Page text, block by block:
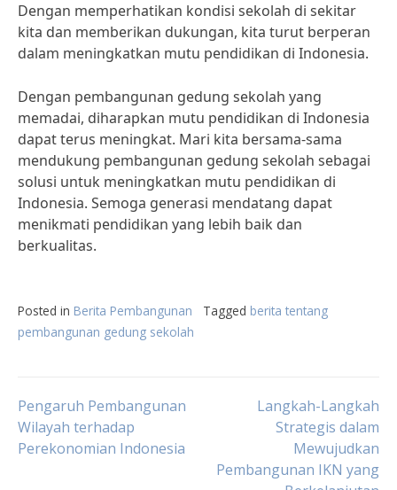
Dengan memperhatikan kondisi sekolah di sekitar
kita dan memberikan dukungan, kita turut berperan
dalam meningkatkan mutu pendidikan di Indonesia.
Dengan pembangunan gedung sekolah yang
memadai, diharapkan mutu pendidikan di Indonesia
dapat terus meningkat. Mari kita bersama-sama
mendukung pembangunan gedung sekolah sebagai
solusi untuk meningkatkan mutu pendidikan di
Indonesia. Semoga generasi mendatang dapat
menikmati pendidikan yang lebih baik dan
berkualitas.
Posted in Berita Pembangunan Tagged berita tentang
pembangunan gedung sekolah
Post
navigation
Pengaruh Pembangunan
Wilayah terhadap
Perekonomian Indonesia
Langkah-Langkah
Strategis dalam
Mewujudkan
Pembangunan IKN yang